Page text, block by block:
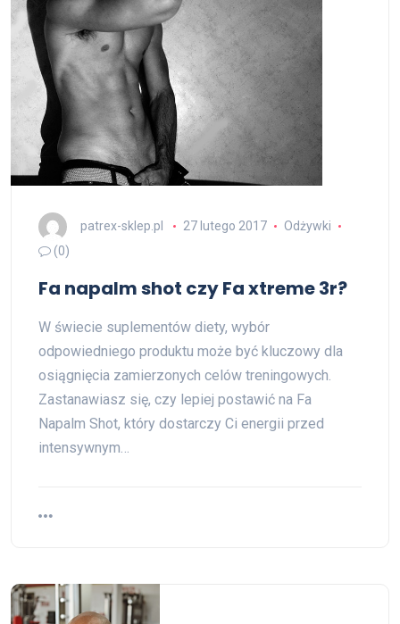
patrex-sklep.pl 27 lutego 2017
Odżywki
(0)
Fa napalm shot czy Fa xtreme 3r?
W świecie suplementów diety, wybór
odpowiedniego produktu może być kluczowy dla
osiągnięcia zamierzonych celów treningowych.
Zastanawiasz się, czy lepiej postawić na Fa
Napalm Shot, który dostarczy Ci energii przed
intensywnym…